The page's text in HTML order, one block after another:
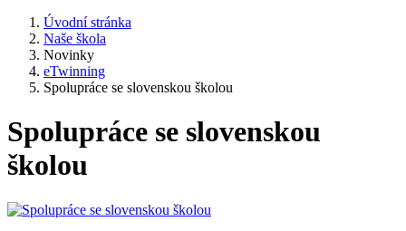
Úvodní stránka
Naše škola
Novinky
eTwinning
Spolupráce se slovenskou školou
Spolupráce se slovenskou
školou